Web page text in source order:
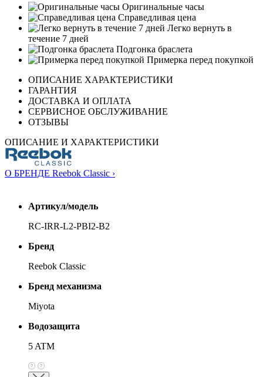
Оригинальные часы
Справедливая цена
Легко вернуть в
течение 7 дней
Подгонка браслета
Примерка перед покупкой
ОПИСАНИЕ ХАРАКТЕРИСТИКИ
ГАРАНТИЯ
ДОСТАВКА И ОПЛАТА
СЕРВИСНОЕ ОБСЛУЖИВАНИЕ
ОТЗЫВЫ
ОПИСАНИЕ И ХАРАКТЕРИСТИКИ
О БРЕНДЕ Reebok Classic ›
Артикул/модель
RC-IRR-L2-PBI2-B2
Бренд
Reebok Classic
Бренд механизма
Miyota
Водозащита
5 ATM